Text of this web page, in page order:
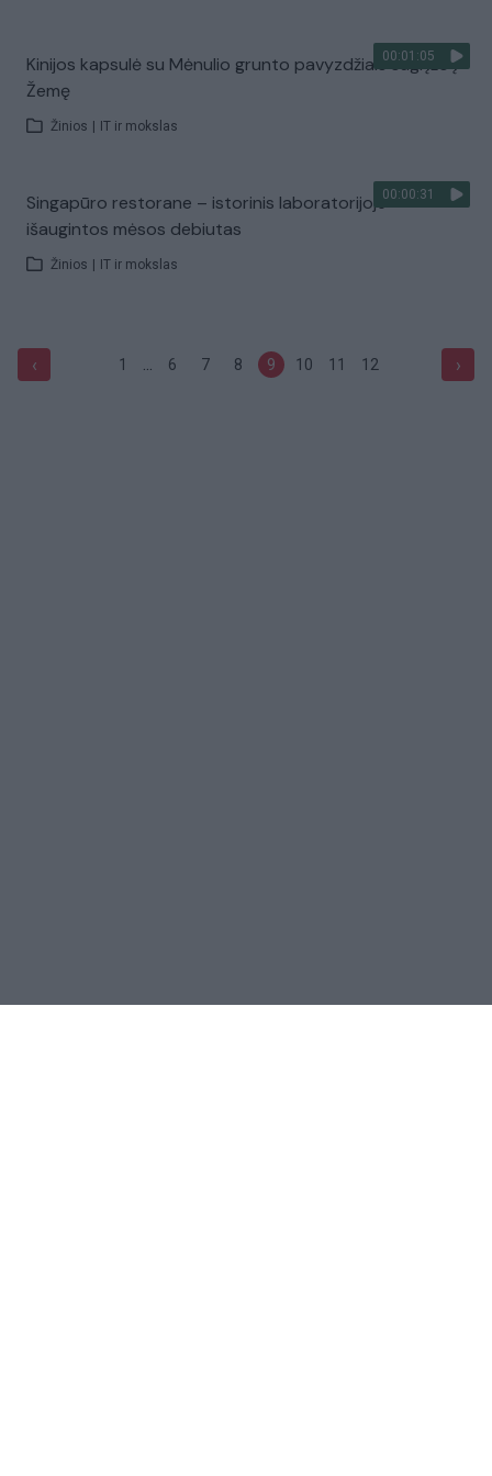
00:01:05
Kinijos kapsulė su Mėnulio grunto pavyzdžiais sugrįžo į
Žemę
Žinios IT ir mokslas
00:00:31
Singapūro restorane – istorinis laboratorijoje
išaugintos mėsos debiutas
Žinios IT ir mokslas
‹ 1 ... 6 7 8 9 10 11 12 ›